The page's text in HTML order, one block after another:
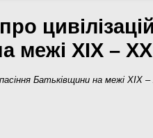
межі ХІХ – ХХ
Батьківщини на межі ХІХ